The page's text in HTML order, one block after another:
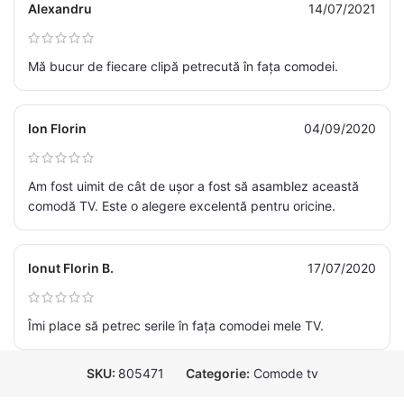
Alexandru 14/07/2021
Mă bucur de fiecare clipă petrecută în fața comodei.
Ion Florin 04/09/2020
Am fost uimit de cât de ușor a fost să asamblez această
comodă TV. Este o alegere excelentă pentru oricine.
Ionut Florin B. 17/07/2020
Îmi place să petrec serile în fața comodei mele TV.
SKU: 805471 Categorie: Comode tv